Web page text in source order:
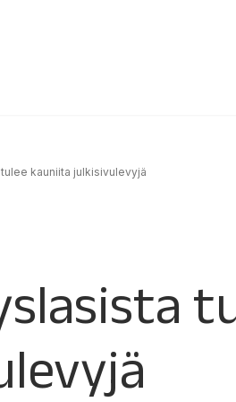
kauniita julkisivulevyjä